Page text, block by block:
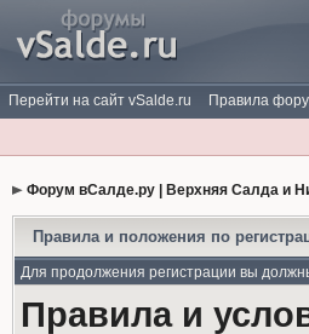
Перейти на сайт vSalde.ru Правила
Форум вСалде.ру | Верхняя Салда и
Правила и положения по
Для продолжения регистрации вы
Правила и